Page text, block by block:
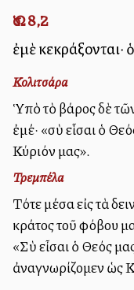
Ὡσ. 8,2
ἐμὲ
Κολιτσάρα
Ὑπὸ τὸ βάρος δὲ
ἐμέ· «σὺ εἷσαι ὁ
Κύριόν μας».
Τρεμπέλα
Τότε μέσα εἰς τὰ
κράτος τοῦ φόβου
«Σὺ εἶσαι ὁ Θεός
ἀναγνωρίζομεν ὡς